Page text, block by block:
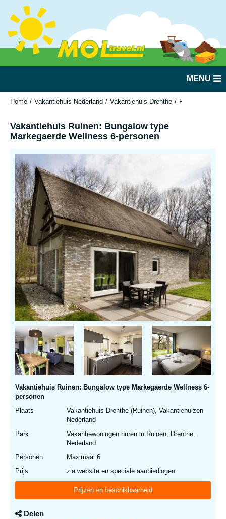
MENU
Home Vakantiehuis Nederland Vakantiehuis Drenthe Ruinen
Vakantiehuis Ruinen: Bungalow type
Markegaerde Wellness 6-personen
Vakantiehuis Ruinen: Bungalow type Markegaerde Wellness 6-
personen
Plaats
Vakantiehuis Drenthe (Ruinen), Vakantiehuizen
Nederland
Park
Vakantiewoningen huren in Ruinen, Drenthe,
Nederland
Personen
Maximaal 6
Prijs
zie website en speciale aanbiedingen
Prijzen en beschikbaarheid
Delen